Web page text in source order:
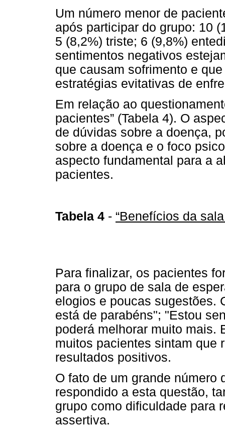
Um número menor de
após participar do grupo: 10
5 (8,2%) triste; 6 (9,8%)
sentimentos negativos
que causam sofrimento e
estratégias evitativas de
Em relação ao
pacientes” (Tabela 4). O
de dúvidas sobre a doença,
sobre a doença e o foco
aspecto fundamental para a
pacientes.
Tabela 4 - “Benefícios da
Para finalizar, os pacientes
para o grupo de sala de
elogios e poucas sugestões.
está de parabéns"; "Estou
poderá melhorar muito mais.
muitos pacientes sintam que
resultados positivos.
O fato de um grande número
respondido a esta questão,
grupo como dificuldade para
assertiva.